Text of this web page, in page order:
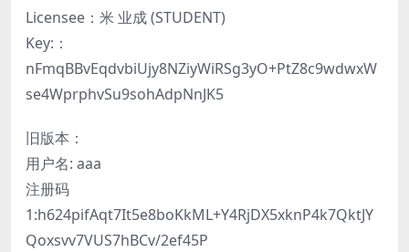
Licensee：米 业成 (STUDENT)
Key:：
nFmqBBvEqdvbiUjy8NZiyWiRSg3yO+PtZ8c9wdwxW
se4WprphvSu9sohAdpNnJK5
旧版本：
用户名: aaa
注册码
1:h624pifAqt7It5e8boKkML+Y4RjDX5xknP4k7QktJY
Qoxsvv7VUS7hBCv/2ef45P